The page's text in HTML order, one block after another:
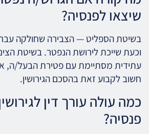
שיצאו לפנסיה?
בשיטת הספליט — הצבירה שחולקה
וכעת שייכת לירושת הנפטר. בשיטת
עתידית מסתיימת עם פטירת הבעל/ה,
חשוב לקבוע זאת בהסכם הגירושין.
כמה עולה עורך דין
פנסיה?